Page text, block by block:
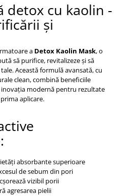
detox cu kaolin -
și
a Detox Kaolin Mask, o
să purifice, revitalizeze și să
Această formulă avansată, cu
clean, combină beneficiile
modernă pentru rezultate
aplicare.
absorbante superioare
de sebum din pori
vizibil porii
agresarea pielii